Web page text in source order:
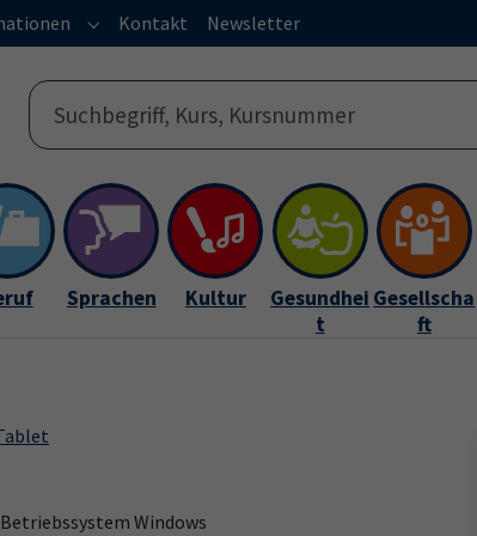
"Service"Submenu for "Informationen"
Kontakt Newsletter
Sprachen Kultur
Gesundhei
t
Gesellscha
ft
Windows